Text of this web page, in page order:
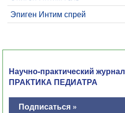
Эпиген Интим спрей
Научно-практический журнал
ПРАКТИКА ПЕДИАТРА
Подписаться »